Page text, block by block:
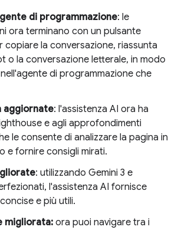
di programmazione: le
ora terminano con un pulsante
copiare la conversazione, riassunta
o la conversazione letterale, in modo
di programmazione che
aggiornate: l'assistenza AI ora ha
e agli approfondimenti
le consente di analizzare la pagina in
e fornire consigli mirati.
: utilizzando Gemini 3 e
l'assistenza AI fornisce
e più utili.
migliorata: ora puoi navigare tra i